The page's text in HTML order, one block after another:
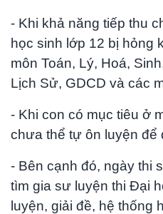
- Khi khả năng tiếp thu
học sinh lớp 12 bị hỏng
môn Toán, Lý, Hoá,
Lịch Sử, GDCD và các
- Khi con có mục tiêu ở
chưa thể tự ôn luyện để
- Bên cạnh đó, ngày thi
tìm gia sư luyện thi Đại
luyện, giải đề, hệ thống